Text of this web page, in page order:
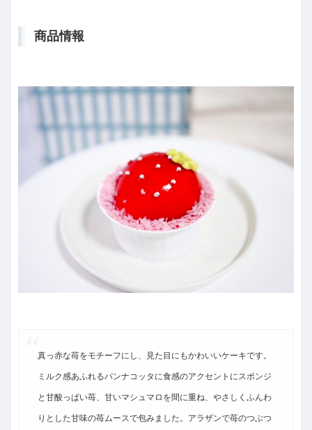
商品情報
真っ赤な苺をモチーフにし、見た目にもかわいいケーキです。
ミルク感あふれるパンナコッタに食感のアクセントにスポンジ
と甘酸っぱい苺、甘いマシュマロを間に重ね、やさしくふんわ
りとした甘味の苺ムースで包みました。アラザンで苺のつぶつ